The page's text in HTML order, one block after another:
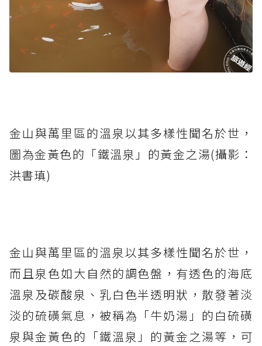
金山與萬里區的溫泉以其多樣性聞名於世，
圖為金黃色的「鐵溫泉」的黃金之湯(攝影：
洪書瑱)
金山與萬里區的溫泉以其多樣性聞名於世，
而且泉色如大自然的調色盤，有透色的海底
溫泉及碳酸泉、乳白色半透明狀，散發著淡
淡的硫磺氣息，被稱為「牛奶湯」的白硫磺
泉與金黃色的「鐵溫泉」的黃金之湯等，可